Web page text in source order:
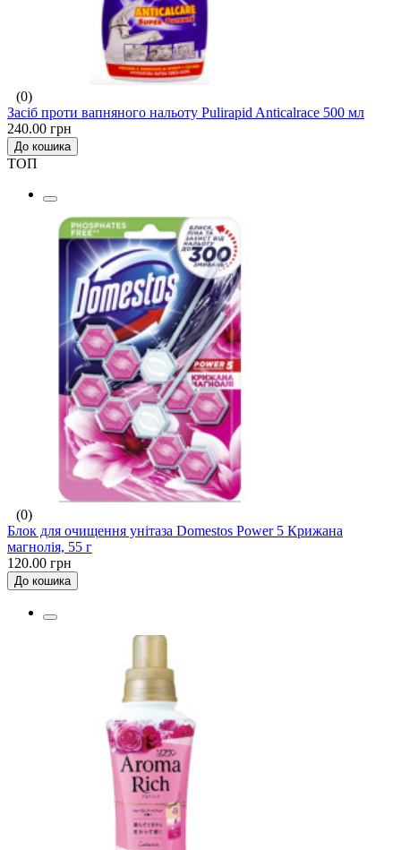
(0)
Засіб проти вапняного нальоту Pulirapid Anticalrace 500 мл
240.00 грн
До кошика
ТОП
(0)
Блок для очищення унітаза Domestos Power 5 Крижана
магнолія, 55 г
120.00 грн
До кошика